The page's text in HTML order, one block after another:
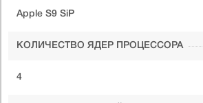
Apple S9 SiP
КОЛИЧЕСТВО ЯДЕР ПРОЦЕССОРА
4